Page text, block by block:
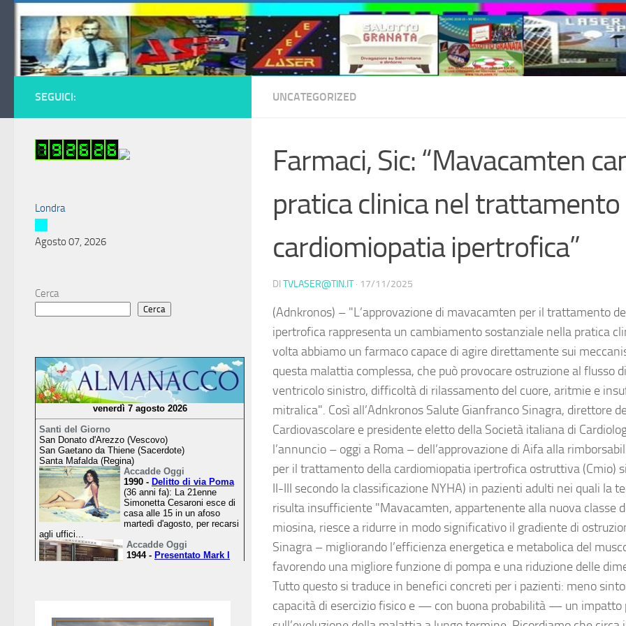
Salta al contenuto
UNCATEGORIZED
Farmaci, Sic: “Mavacamten
pratica clinica nel trattamento
cardiomiopatia ipertrofica”
DI TVLASER@TIN.IT · 17/11/2025
(Adnkronos) – "L’approvazione di mavacamten per il trattamento
ipertrofica rappresenta un cambiamento sostanziale nella pratica
volta abbiamo un farmaco capace di agire direttamente sui
questa malattia complessa, che può provocare ostruzione al flusso
ventricolo sinistro, difficoltà di rilassamento del cuore, aritmie e
mitralica". Così all’Adnkronos Salute Gianfranco Sinagra, direttore
Cardiovascolare e presidente eletto della Società italiana di
l’annuncio – oggi a Roma – dell’approvazione di Aifa alla
per il trattamento della cardiomiopatia ipertrofica ostruttiva (Cmio)
II-III secondo la classificazione NYHA) in pazienti adulti nei quali la
risulta insufficiente "Mavacamten, appartenente alla nuova classe
miosina, riesce a ridurre in modo significativo il gradiente di
Sinagra – migliorando l’efficienza energetica e metabolica del
favorendo una migliore funzione di pompa e una riduzione delle
Tutto questo si traduce in benefici concreti per i pazienti: meno
capacità di esercizio fisico e — con buona probabilità — un impatto
SEGUICI:
Londra
Agosto 07, 2026
Cerca
Cerca